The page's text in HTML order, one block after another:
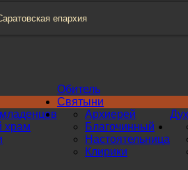
епархия
Обитель
храм
Святыни
Архиерей
Благочинный
Настоятельница
Клирики